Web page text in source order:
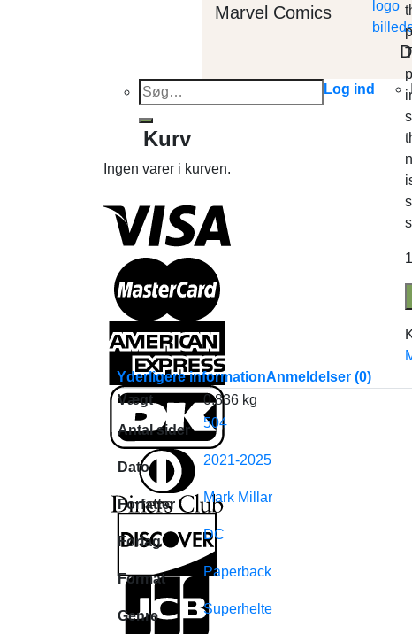
Marvel Comics
Søg
efter:
Log ind
Kurv
Ingen varer i kurven.
Yderligere informationAnmeldelser (0)
Vægt
0.836 kg
Antal sider
504
Dato 2021-2025
Forfatter Mark Millar
Forlag DC
Format Paperback
Genre Superhelte